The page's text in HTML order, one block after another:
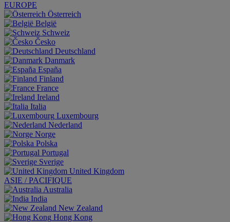
EUROPE
Österreich
België
Schweiz
Česko
Deutschland
Danmark
España
Finland
France
Ireland
Italia
Luxembourg
Nederland
Norge
Polska
Portugal
Sverige
United Kingdom
ASIE / PACIFIQUE
Australia
India
New Zealand
Hong Kong